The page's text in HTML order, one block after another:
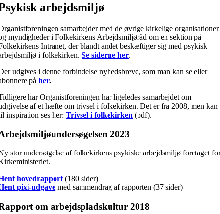
arbejdsmiljø
samarbejder med de øvrige kirkelige organisationer
myndigheder i Folkekirkens Arbejdsmiljøråd om en sektion på
Intranet, der blandt andet beskæftiger sig med psykisk
i folkekirken.Se siderne her.
udgives i denne forbindelse nyhedsbreve, som man kan se eller
påher.
har Organistforeningen har ligeledes samarbejdet om
af et hæfte om trivsel i folkekirken. Det er fra 2008, men kan
inspiration ses her:Trivsel i folkekirken (pdf).
2023
stor undersøgelse af folkekirkens psykiske arbejdsmiljø foretaget
hovedrapport (180 sider)
pixi-udgave med sammendrag af rapporten (37 sider)
om arbejdspladskultur 2018